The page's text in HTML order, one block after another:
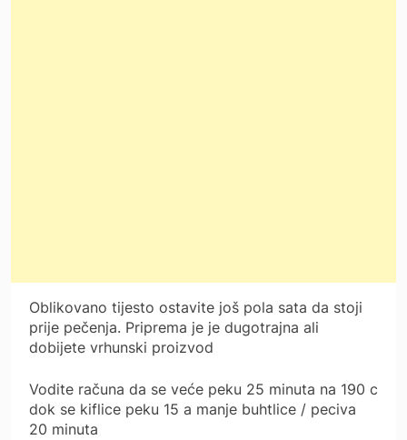
Oblikovano tijesto ostavite još pola sata da stoji
prije pečenja. Priprema je je dugotrajna ali
dobijete vrhunski proizvod
Vodite računa da se veće peku 25 minuta na 190 c
dok se kiflice peku 15 a manje buhtlice / peciva
20 minuta